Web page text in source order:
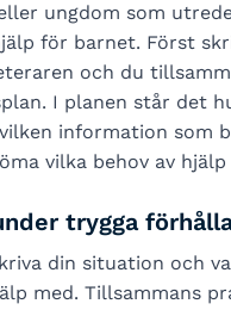
ungdom som
för barnet. Först
och du
I planen står det
information som
vilka behov av
trygga
din situation och
med. Tillsammans